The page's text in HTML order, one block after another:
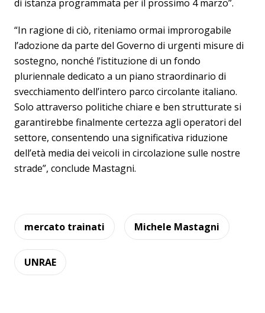
di istanza programmata per il prossimo 4 marzo”.
“In ragione di ciò, riteniamo ormai improrogabile
l’adozione da parte del Governo di urgenti misure di
sostegno, nonché l’istituzione di un fondo
pluriennale dedicato a un piano straordinario di
svecchiamento dell’intero parco circolante italiano.
Solo attraverso politiche chiare e ben strutturate si
garantirebbe finalmente certezza agli operatori del
settore, consentendo una significativa riduzione
dell’età media dei veicoli in circolazione sulle nostre
strade”, conclude Mastagni.
mercato trainati Michele Mastagni
UNRAE